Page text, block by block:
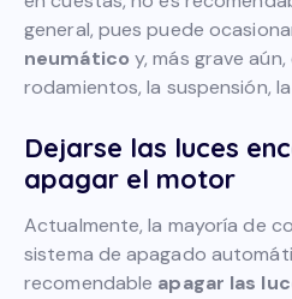
general, pues puede
neumático y, más grave
rodamientos, la suspensión, la
Dejarse las luces
apagar el motor
Actualmente, la mayoría de
sistema de apagado
recomendable apagar las